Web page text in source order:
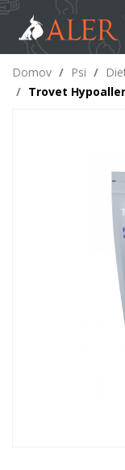
Domov / Psi /
/ Trovet